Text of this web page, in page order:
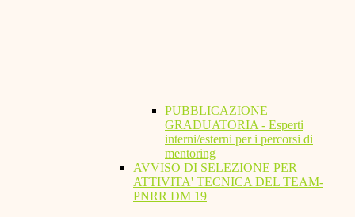
PUBBLICAZIONE
GRADUATORIA - Esperti
interni/esterni per i percorsi di
mentoring
AVVISO DI SELEZIONE PER
ATTIVITA' TECNICA DEL TEAM-
PNRR DM 19